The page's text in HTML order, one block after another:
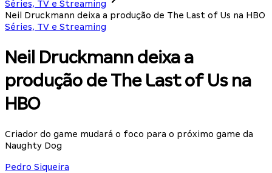
Séries, TV e Streaming
Neil Druckmann deixa a produção de The Last of Us na HBO
Séries, TV e Streaming
Neil Druckmann deixa a
produção de The Last of Us na
HBO
Criador do game mudará o foco para o próximo game da
Naughty Dog
Pedro Siqueira